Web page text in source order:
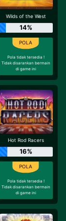
Wilds of the West
14%
Pola tidak tersedia !
Tidak disarankan bermain
di game ini
Hot Rod Racers
16%
Pola tidak tersedia !
Tidak disarankan bermain
di game ini